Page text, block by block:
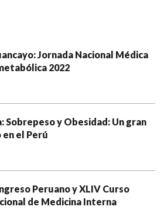
Jornada Nacional Médica
2022
Sobrepeso y Obesidad: Un gran
el Perú
Peruano y XLIV Curso
de Medicina Interna